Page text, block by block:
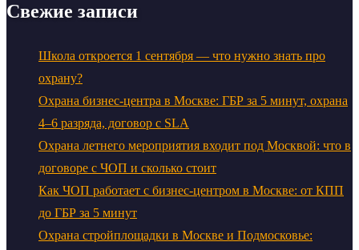
Свежие записи
Школа откроется 1 сентября — что нужно знать про
охрану?
Охрана бизнес-центра в Москве: ГБР за 5 минут, охрана
4–6 разряда, договор с SLA
Охрана летнего мероприятия входит под Москвой: что в
договоре с ЧОП и сколько стоит
Как ЧОП работает с бизнес-центром в Москве: от КПП
до ГБР за 5 минут
Охрана стройплощадки в Москве и Подмосковье: